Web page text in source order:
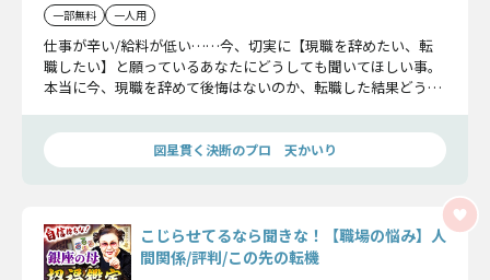
一部無料 一人用
仕事が辛い/給料が低い……今、切実に【現職を辞めたい、転
職したい】と願っているあなたにどうしても聞いてほしい事。
本当に今、現職を辞めて後悔はないのか、転職した結果どうな
図星貫く決断のプロ 天かいり
こじらせてるなら聞きな！【職場の悩み】人
間関係/評判/この先の転機